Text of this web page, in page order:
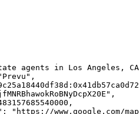
agents in Los Angeles,
"https://www.google.com/